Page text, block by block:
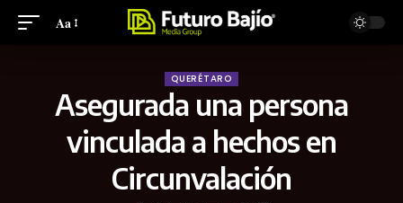
Aa
QUERÉTARO
Asegurada una persona
vinculada a hechos en
Circunvalación